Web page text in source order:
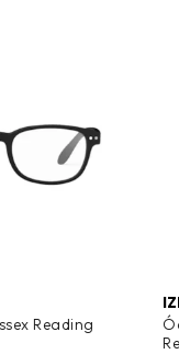
Reading